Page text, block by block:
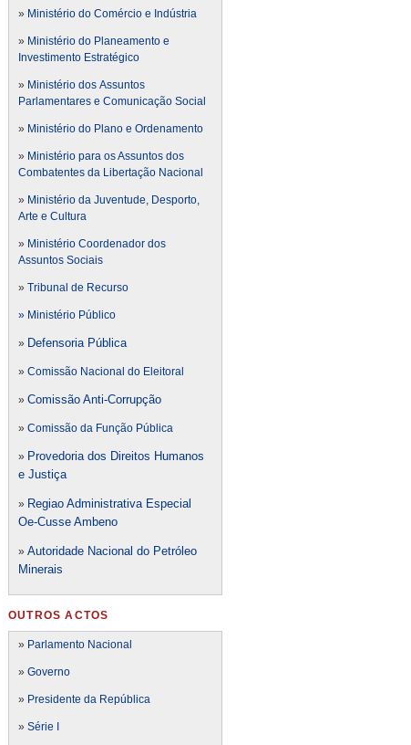
» Ministério do Comércio e Indústria
» Ministério do Planeamento e
Investimento Estratégico
» Ministério dos Assuntos
Parlamentares e Comunicação Social
» Ministério do Plano e Ordenamento
» Ministério para os Assuntos dos
Combatentes da Libertação Nacional
» Ministério da Juventude, Desporto,
Arte e Cultura
» Ministério Coordenador dos
Assuntos Sociais
» Tribunal de Recurso
» Ministério Público
» Defensoria Pública
» Comissão Nacional do Eleitoral
» Comissão Anti-Corrupção
» Comissão da Função Pública
» Provedoria dos Direitos Humanos
e Justiça
» Regiao Administrativa Especial
Oe-Cusse Ambeno
» Autoridade Nacional do Petróleo
Minerais
OUTROS ACTOS
» Parlamento Nacional
» Governo
» Presidente da República
» Série I